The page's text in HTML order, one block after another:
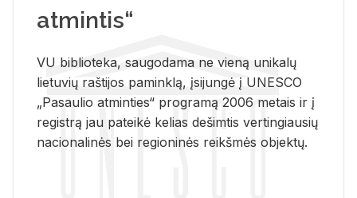
atmintis“
VU biblioteka, saugodama ne vieną unikalų
lietuvių raštijos paminklą, įsijungė į UNESCO
„Pasaulio atminties“ programą 2006 metais ir į
registrą jau pateikė kelias dešimtis vertingiausių
nacionalinės bei regioninės reikšmės objektų.